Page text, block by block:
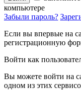
компьютере
Забыли пароль?
Если вы впервые на
регистрационную
Войти как
Вы можете войти на
одном из этих